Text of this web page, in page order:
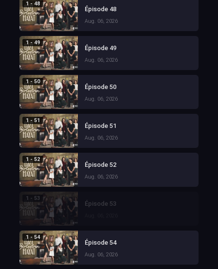
1 - 48
Épisode 48
Aug. 06, 2026
1 - 49
Épisode 49
Aug. 06, 2026
1 - 50
Épisode 50
Aug. 06, 2026
1 - 51
Épisode 51
Aug. 06, 2026
1 - 52
Épisode 52
Aug. 06, 2026
1 - 53
Épisode 53
1 - 54
Épisode 54
Aug. 06, 2026